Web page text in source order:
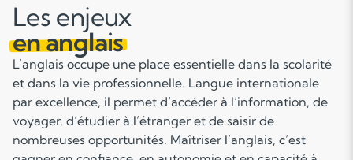
Les enjeux
en anglais
L’anglais occupe une place essentielle dans la scolarité
et dans la vie professionnelle. Langue internationale
par excellence, il permet d’accéder à l’information, de
voyager, d’étudier à l’étranger et de saisir de
nombreuses opportunités. Maîtriser l’anglais, c’est